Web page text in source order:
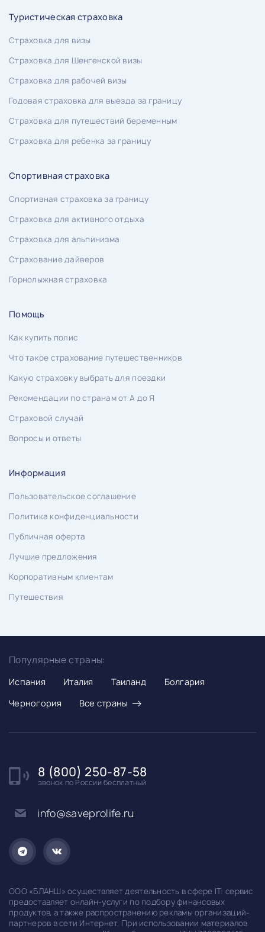
Туристическая страховка
Страховка для визы
Страховка для Шенгенской визы
Страховка для рабочей визы
Годовая страховка для выезда за границу
Страховка для путешествий беременным
Страховка для ребенка за границу
Спортивная страховка
Спортивная страховка за границу
Страховка для активного отдыха
Страховка для альпинизма
Страхование дайверов
Горнолыжная страховка
Помощь
Как купить полис
Что такое страхование путешественников
Какую страховку выбрать для поездки
Рекомендации по странам от А до Я
Страховой случай
Вопросы и ответы
Информация
Пользовательское соглашение
Политика конфиденциальности
Публичная оферта
Лучшие предложения
Корпоративным клиентам
Путешествия
Популярные страны:
Испания Италия Таиланд
Болгария
Черногория
Все страны →
8 (800) 250-87-58
звонок по России бесплатный
info@saveprolife.ru
ООО «БЛАНШ» осуществляет деятельность в сфере IT: сервис
предоставляет онлайн-услуги по подбору финансовых
продуктов, а также распространению рекламы организаций-
партнеров в сети Интернет. При использовании материалов